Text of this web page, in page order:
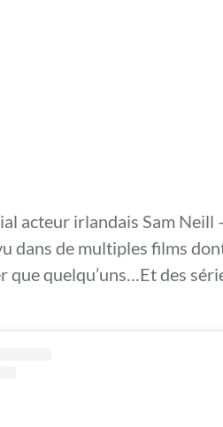
acteur irlandais Sam
dans de multiples films
que quelqu’uns…Et des